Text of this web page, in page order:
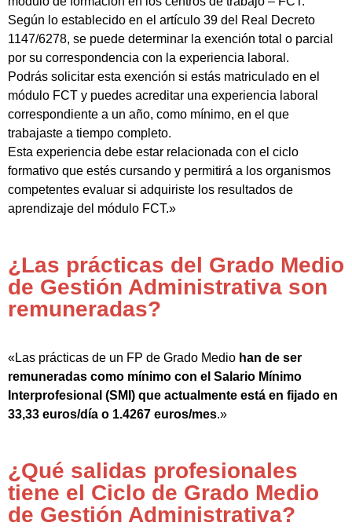
Según lo establecido en el artículo 39 del Real Decreto
1147/6278, se puede determinar la exención total o parcial
por su correspondencia con la experiencia laboral.
Podrás solicitar esta exención si estás matriculado en el
módulo FCT y puedes acreditar una experiencia laboral
correspondiente a un año, como mínimo, en el que
trabajaste a tiempo completo.
Esta experiencia debe estar relacionada con el ciclo
formativo que estés cursando y permitirá a los organismos
competentes evaluar si adquiriste los resultados de
aprendizaje del módulo FCT.»
¿Las prácticas del Grado Medio
de Gestión Administrativa son
remuneradas?
«Las prácticas de un FP de Grado Medio han de ser
remuneradas como mínimo con el Salario Mínimo
Interprofesional (SMI) que actualmente está en fijado en
33,33 euros/día o 1.4267 euros/mes.»
¿Qué salidas profesionales
tiene el Ciclo de Grado Medio
de Gestión Administrativa?